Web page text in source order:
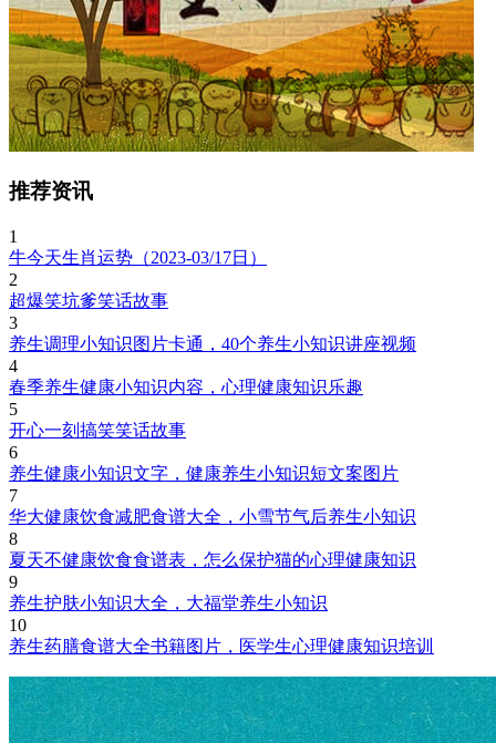
推荐资讯
1
牛今天生肖运势（2023-03/17日）
2
超爆笑坑爹笑话故事
3
养生调理小知识图片卡通，40个养生小知识讲座视频
4
春季养生健康小知识内容，心理健康知识乐趣
5
开心一刻搞笑笑话故事
6
养生健康小知识文字，健康养生小知识短文案图片
7
华大健康饮食减肥食谱大全，小雪节气后养生小知识
8
夏天不健康饮食食谱表，怎么保护猫的心理健康知识
9
养生护肤小知识大全，大福堂养生小知识
10
养生药膳食谱大全书籍图片，医学生心理健康知识培训